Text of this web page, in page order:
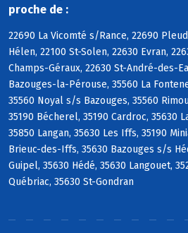
proche de :
22690 La Vicomté s/Rance, 22690
Hélen, 22100 St-Solen, 22630 Evran,
Champs-Géraux, 22630 St-André-des-
Bazouges-la-Pérouse, 35560 La
35560 Noyal s/s Bazouges, 35560
35190 Bécherel, 35190 Cardroc, 35630
35850 Langan, 35630 Les Iffs, 35190
Brieuc-des-Iffs, 35630 Bazouges s/s
Guipel, 35630 Hédé, 35630 Langouet,
Québriac, 35630 St-Gondran